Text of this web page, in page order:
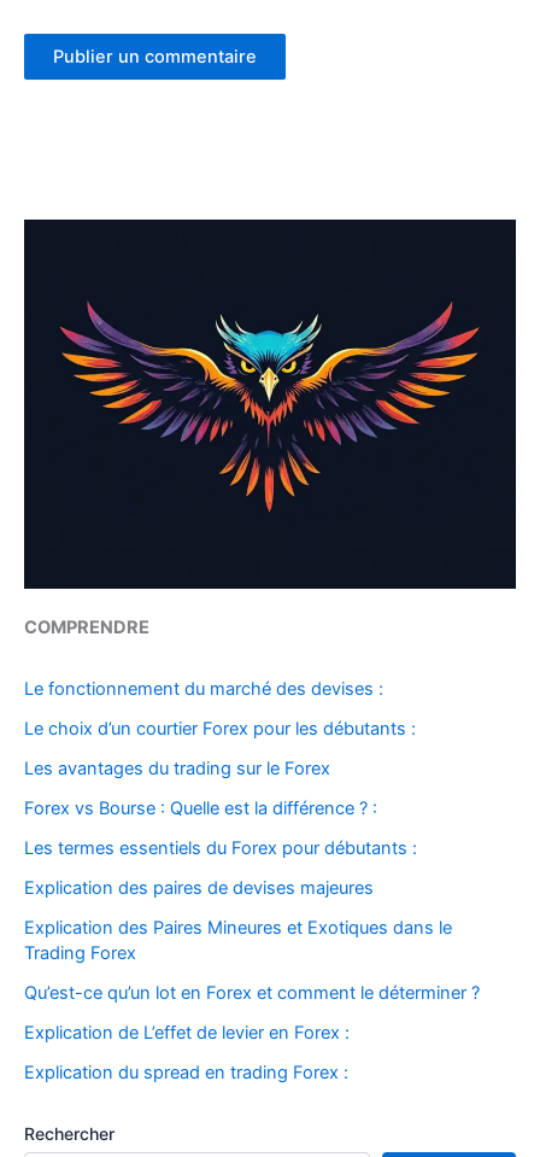
COMPRENDRE
Le fonctionnement du marché des devises :
Le choix d’un courtier Forex pour les débutants :
Les avantages du trading sur le Forex
Forex vs Bourse : Quelle est la différence ? :
Les termes essentiels du Forex pour débutants :
Explication des paires de devises majeures
Explication des Paires Mineures et Exotiques dans le
Trading Forex
Qu’est-ce qu’un lot en Forex et comment le déterminer ?
Explication de L’effet de levier en Forex :
Explication du spread en trading Forex :
Rechercher